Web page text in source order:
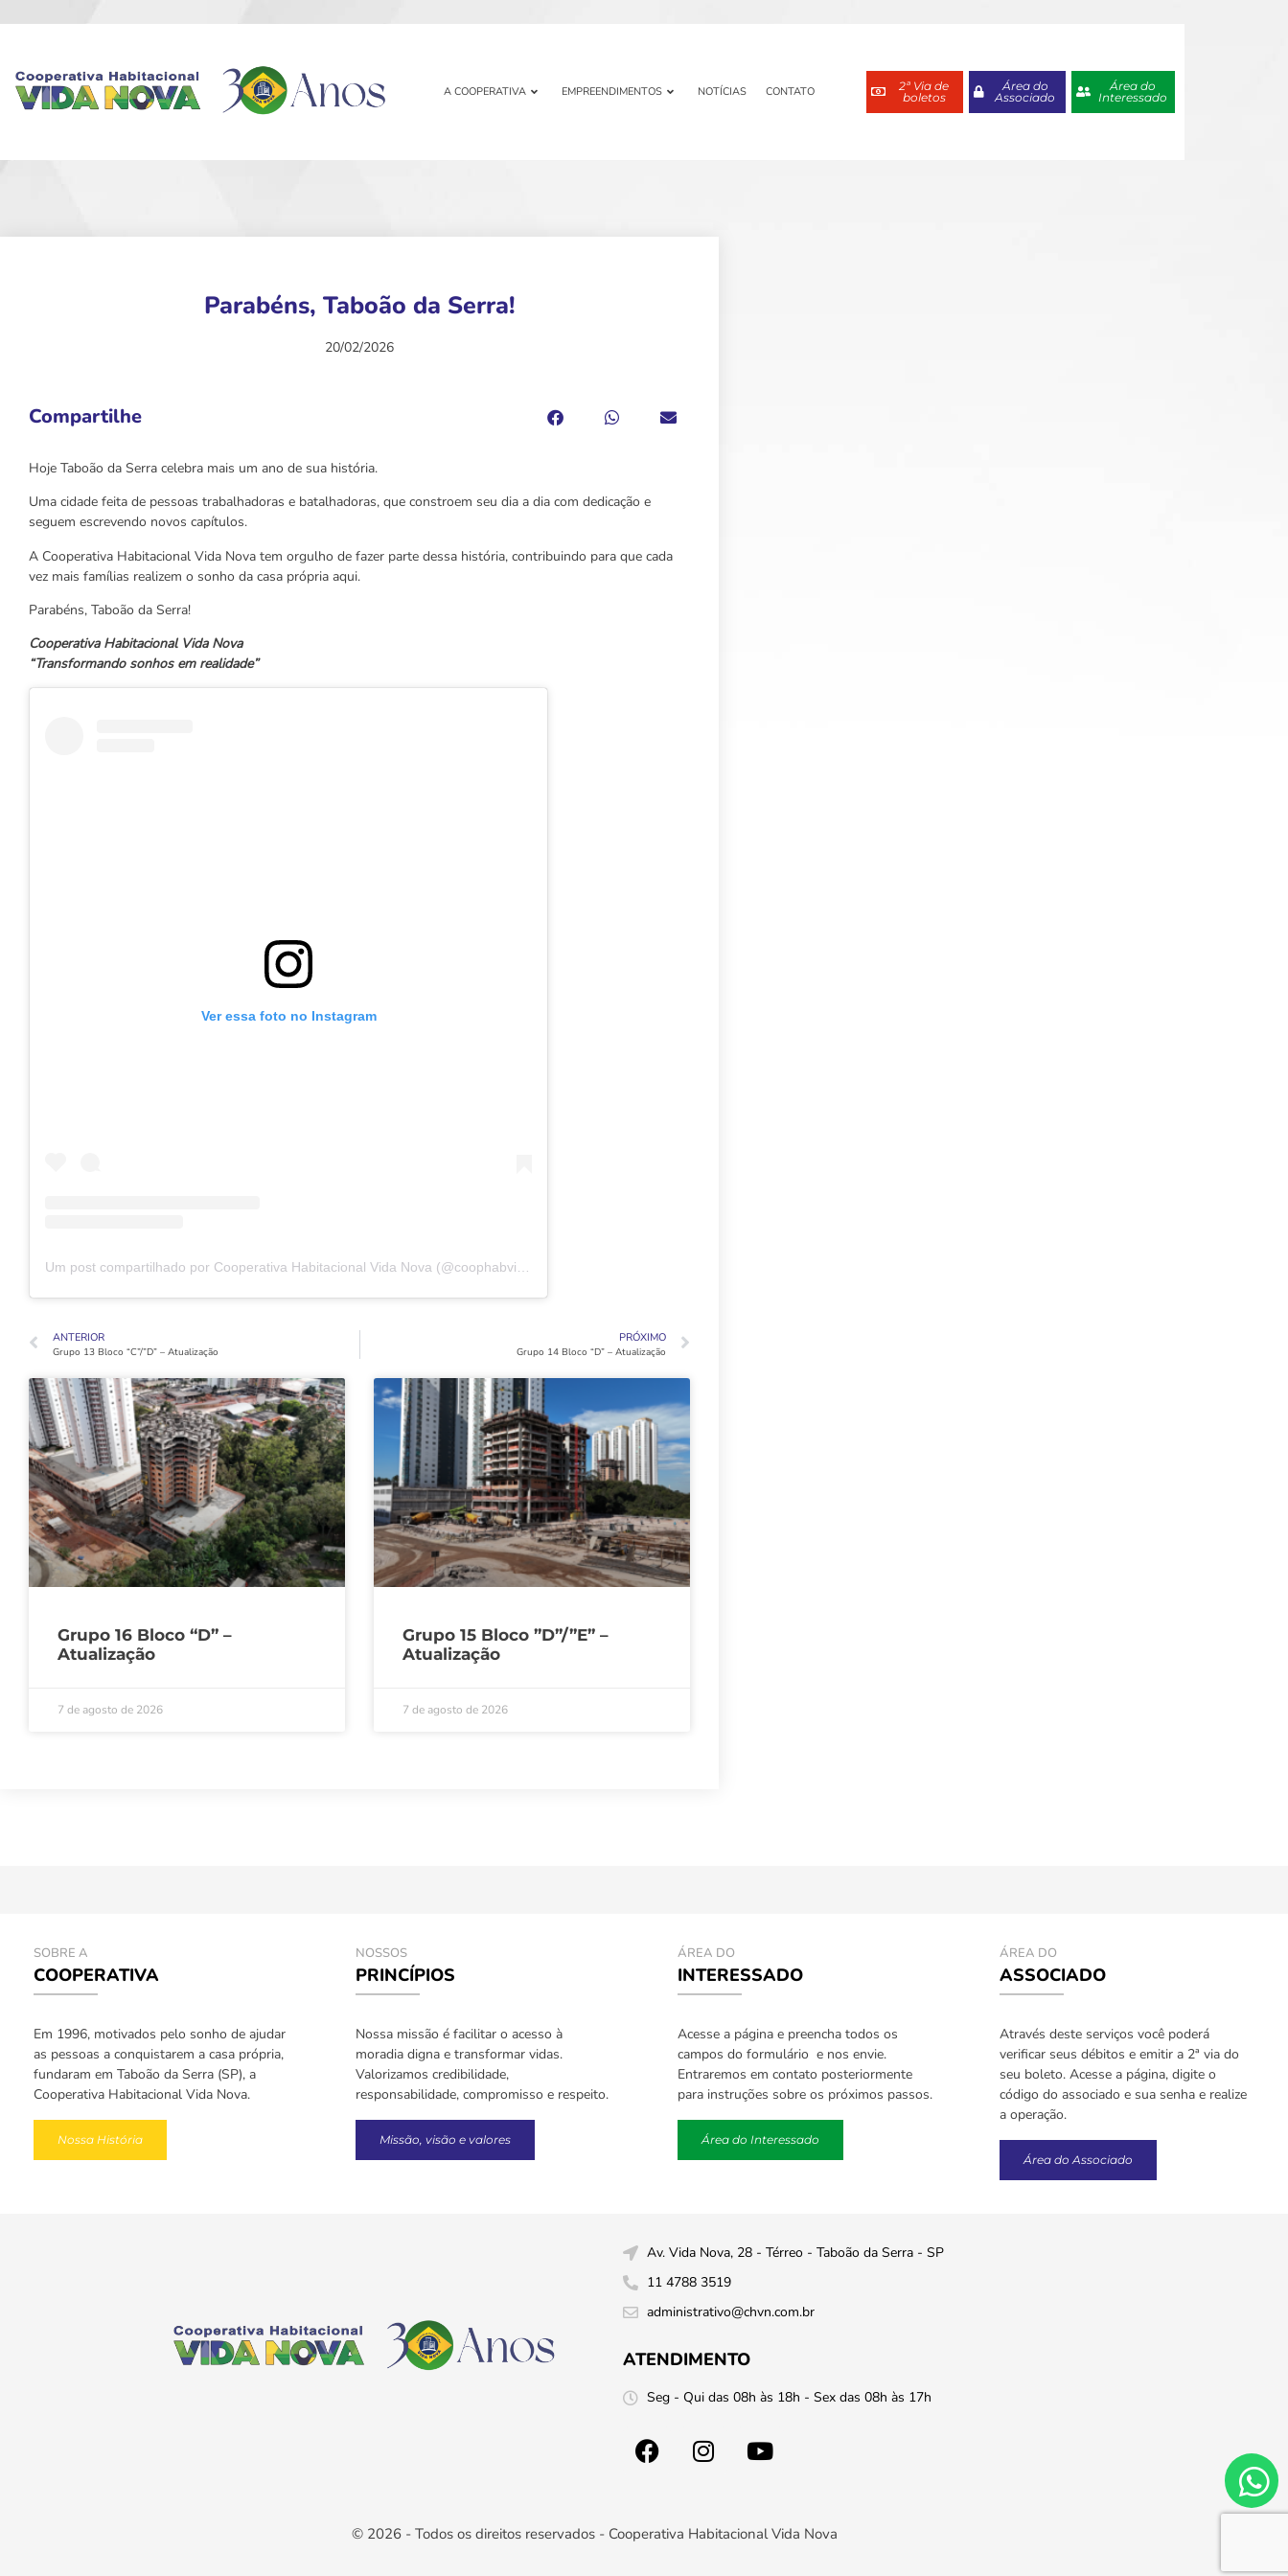
A COOPERATIVA EMPREENDIMENTOS NOTÍCIAS CONTATO
2ª Via de
boletos
Área do
Associado
Área do
Interessado
Parabéns, Taboão da Serra!
20/02/2026
Compartilhe
Hoje Taboão da Serra celebra mais um ano de sua história.
Uma cidade feita de pessoas trabalhadoras e batalhadoras, que constroem seu dia a dia com dedicação e
seguem escrevendo novos capítulos.
A Cooperativa Habitacional Vida Nova tem orgulho de fazer parte dessa história, contribuindo para que cada
vez mais famílias realizem o sonho da casa própria aqui.
Parabéns, Taboão da Serra!
Cooperativa Habitacional Vida Nova
“Transformando sonhos em realidade”
Ver essa foto no Instagram
ANTERIOR
Grupo 13 Bloco “C”/”D” – Atualização
PRÓXIMO
Grupo 14 Bloco “D” – Atualização
Grupo 16 Bloco “D” –
Atualização
7 de agosto de 2026
Grupo 15 Bloco ”D”/”E” –
Atualização
7 de agosto de 2026
SOBRE A
COOPERATIVA
Em 1996, motivados pelo sonho de ajudar
as pessoas a conquistarem a casa própria,
fundaram em Taboão da Serra (SP), a
Cooperativa Habitacional Vida Nova.
Nossa História
NOSSOS
PRINCÍPIOS
Nossa missão é facilitar o acesso à
moradia digna e transformar vidas.
Valorizamos credibilidade,
responsabilidade, compromisso e respeito.
Missão, visão e valores
ÁREA DO
INTERESSADO
Acesse a página e preencha todos os
campos do formulário e nos envie.
Entraremos em contato posteriormente
para instruções sobre os próximos passos.
Área do Interessado
ÁREA DO
ASSOCIADO
Através deste serviços você poderá
verificar seus débitos e emitir a 2ª via do
seu boleto. Acesse a página, digite o
código do associado e sua senha e realize
a operação.
Área do Associado
Av. Vida Nova, 28 - Térreo - Taboão da Serra - SP
11 4788 3519
administrativo@chvn.com.br
ATENDIMENTO
Seg - Qui das 08h às 18h - Sex das 08h às 17h
© 2026 - Todos os direitos reservados - Cooperativa Habitacional Vida Nova